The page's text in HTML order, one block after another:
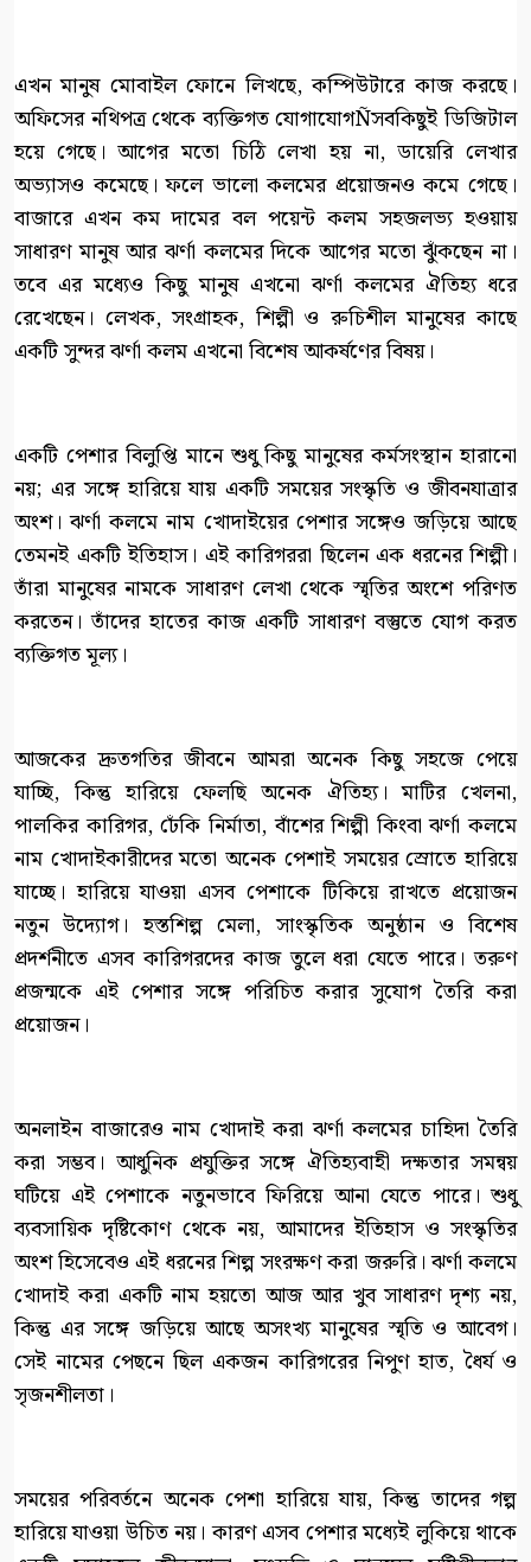
এখন মানুষ মোবাইল ফোনে লিখছে, কম্পিউটারে কাজ করছে।
অফিসের নথিপত্র থেকে ব্যক্তিগত যোগাযোগÑসবকিছুই ডিজিটাল
হয়ে গেছে। আগের মতো চিঠি লেখা হয় না, ডায়েরি লেখার
অভ্যাসও কমেছে। ফলে ভালো কলমের প্রয়োজনও কমে গেছে।
বাজারে এখন কম দামের বল পয়েন্ট কলম সহজলভ্য হওয়ায়
সাধারণ মানুষ আর ঝর্ণা কলমের দিকে আগের মতো ঝুঁকছেন না।
তবে এর মধ্যেও কিছু মানুষ এখনো ঝর্ণা কলমের ঐতিহ্য ধরে
রেখেছেন। লেখক, সংগ্রাহক, শিল্পী ও রুচিশীল মানুষের কাছে
একটি সুন্দর ঝর্ণা কলম এখনো বিশেষ আকর্ষণের বিষয়।
একটি পেশার বিলুপ্তি মানে শুধু কিছু মানুষের কর্মসংস্থান হারানো
নয়; এর সঙ্গে হারিয়ে যায় একটি সময়ের সংস্কৃতি ও জীবনযাত্রার
অংশ। ঝর্ণা কলমে নাম খোদাইয়ের পেশার সঙ্গেও জড়িয়ে আছে
তেমনই একটি ইতিহাস। এই কারিগররা ছিলেন এক ধরনের শিল্পী।
তাঁরা মানুষের নামকে সাধারণ লেখা থেকে স্মৃতির অংশে পরিণত
করতেন। তাঁদের হাতের কাজ একটি সাধারণ বস্তুতে যোগ করত
ব্যক্তিগত মূল্য।
আজকের দ্রুতগতির জীবনে আমরা অনেক কিছু সহজে পেয়ে
যাচ্ছি, কিন্তু হারিয়ে ফেলছি অনেক ঐতিহ্য। মাটির খেলনা,
পালকির কারিগর, ঢেঁকি নির্মাতা, বাঁশের শিল্পী কিংবা ঝর্ণা কলমে
নাম খোদাইকারীদের মতো অনেক পেশাই সময়ের স্রোতে হারিয়ে
যাচ্ছে। হারিয়ে যাওয়া এসব পেশাকে টিকিয়ে রাখতে প্রয়োজন
নতুন উদ্যোগ। হস্তশিল্প মেলা, সাংস্কৃতিক অনুষ্ঠান ও বিশেষ
প্রদর্শনীতে এসব কারিগরদের কাজ তুলে ধরা যেতে পারে। তরুণ
প্রজন্মকে এই পেশার সঙ্গে পরিচিত করার সুযোগ তৈরি করা
প্রয়োজন।
অনলাইন বাজারেও নাম খোদাই করা ঝর্ণা কলমের চাহিদা তৈরি
করা সম্ভব। আধুনিক প্রযুক্তির সঙ্গে ঐতিহ্যবাহী দক্ষতার সমন্বয়
ঘটিয়ে এই পেশাকে নতুনভাবে ফিরিয়ে আনা যেতে পারে। শুধু
ব্যবসায়িক দৃষ্টিকোণ থেকে নয়, আমাদের ইতিহাস ও সংস্কৃতির
অংশ হিসেবেও এই ধরনের শিল্প সংরক্ষণ করা জরুরি। ঝর্ণা কলমে
খোদাই করা একটি নাম হয়তো আজ আর খুব সাধারণ দৃশ্য নয়,
কিন্তু এর সঙ্গে জড়িয়ে আছে অসংখ্য মানুষের স্মৃতি ও আবেগ।
সেই নামের পেছনে ছিল একজন কারিগরের নিপুণ হাত, ধৈর্য ও
সৃজনশীলতা।
সময়ের পরিবর্তনে অনেক পেশা হারিয়ে যায়, কিন্তু তাদের গল্প
হারিয়ে যাওয়া উচিত নয়। কারণ এসব পেশার মধ্যেই লুকিয়ে থাকে